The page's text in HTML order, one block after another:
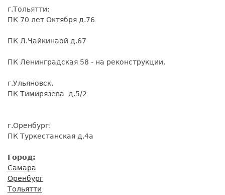
г.Тольятти:
ПК 70 лет Октября д.76
ПК Л.Чайкинаой д.67
ПК Ленинградская 58 - на реконструкции.
г.Ульяновск,
ПК Тимирязева д.5/2
г.Оренбург:
ПК Туркестанская д.4а
Город:
Самара
Оренбург
Тольятти